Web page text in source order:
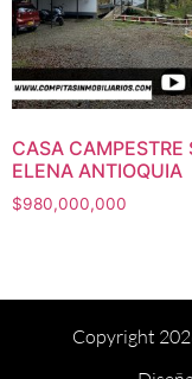
CASA CAMPESTRE
ELENA ANTIOQUIA
$980,000,000
Copyright